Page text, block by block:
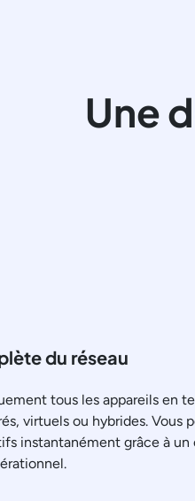
Une
du réseau
tous les appareils en
virtuels ou hybrides. Vous
instantanément grâce à